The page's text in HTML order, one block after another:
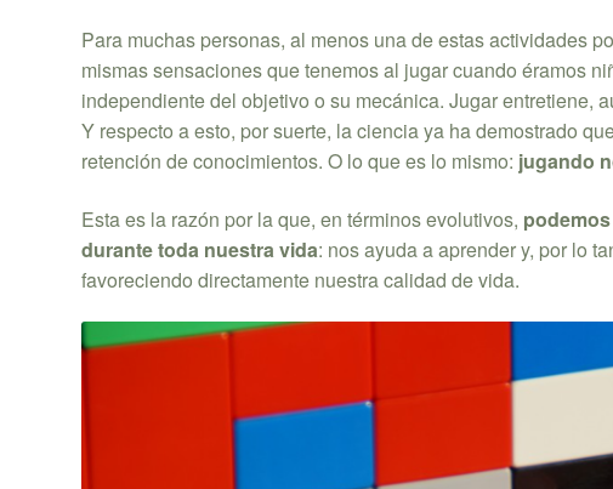
Para muchas personas, al menos una de estas actividades
mismas sensaciones que tenemos al jugar cuando éramos
independiente del objetivo o su mecánica. Jugar entretiene,
Y respecto a esto, por suerte, la ciencia ya ha demostrado
retención de conocimientos. O lo que es lo mismo: jugando
Esta es la razón por la que, en términos evolutivos,
durante toda nuestra vida: nos ayuda a aprender y, por lo
favoreciendo directamente nuestra calidad de vida.